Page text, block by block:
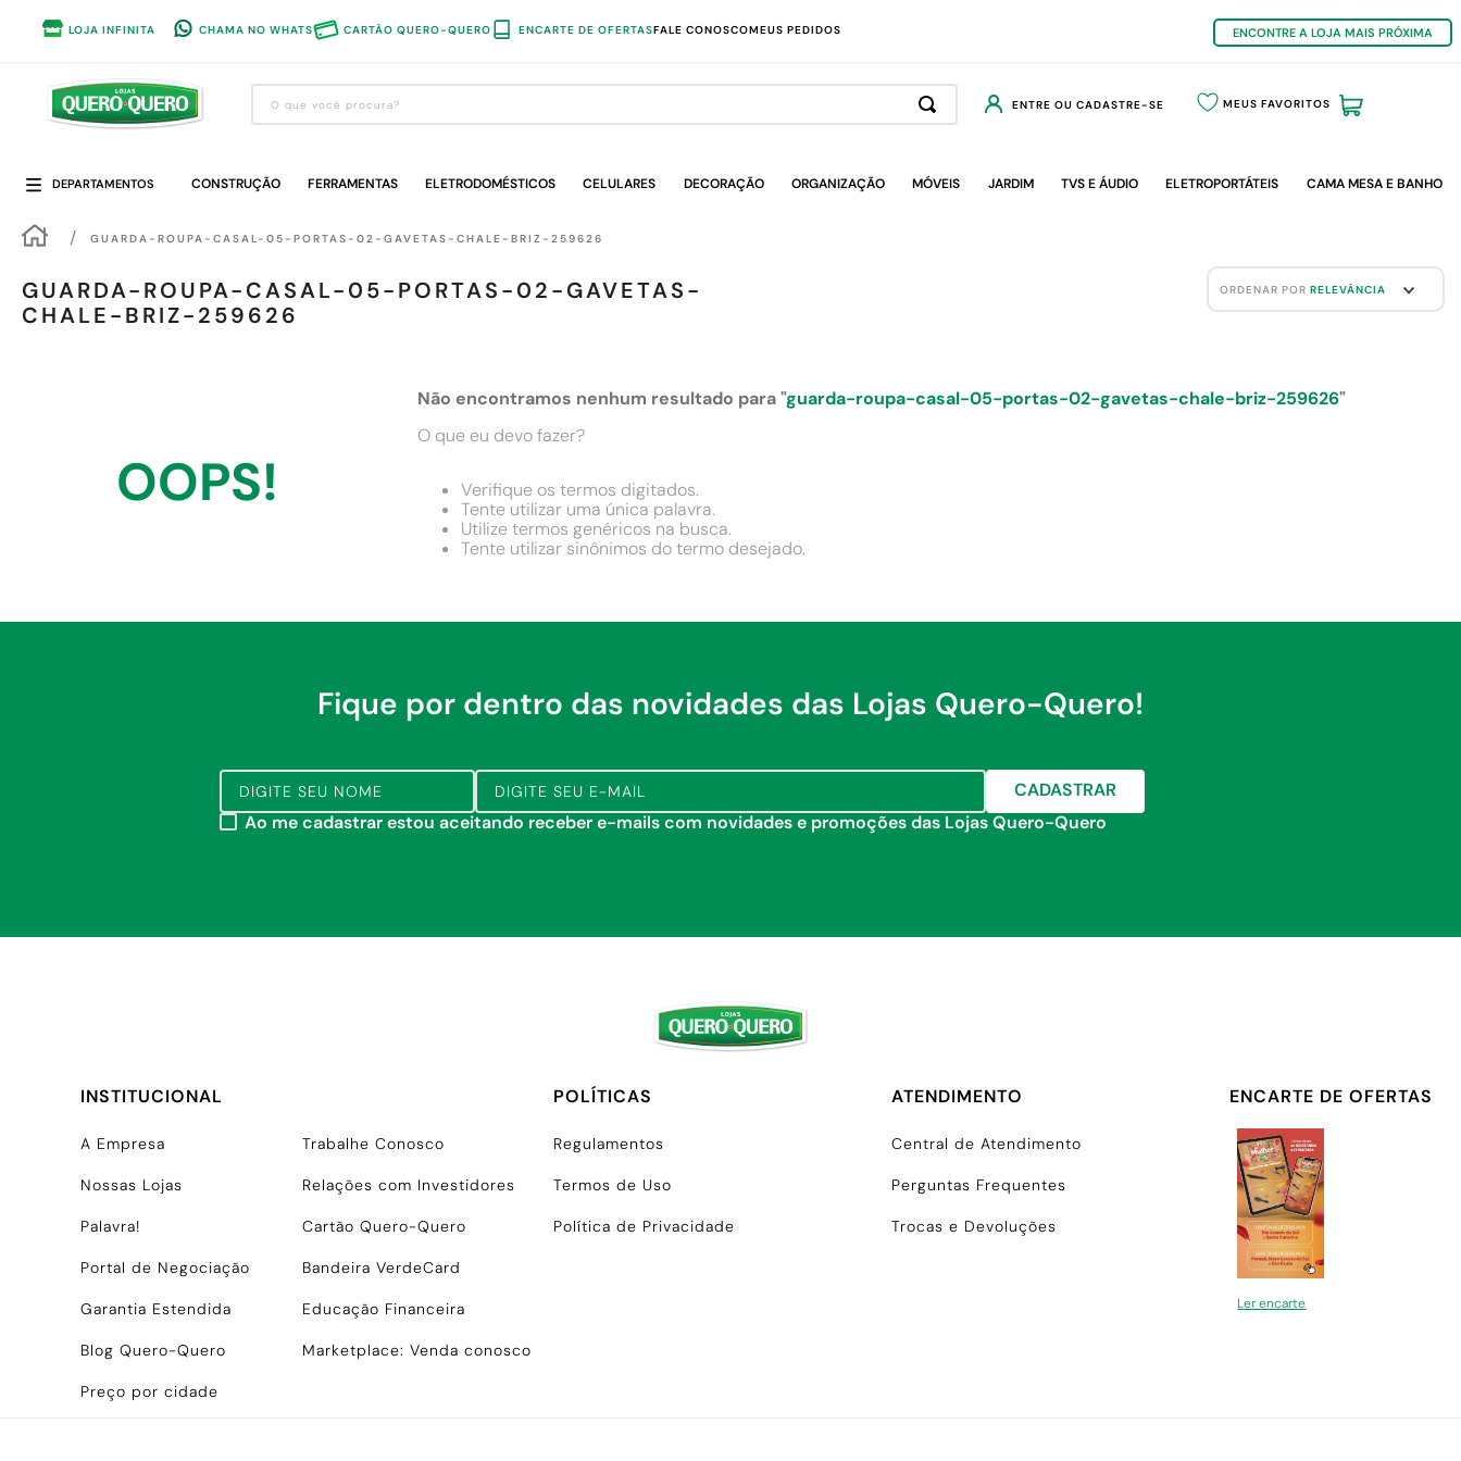
LOJA INFINITA CHAMA NO WHATS CARTÃO QUERO-QUERO ENCARTE DE OFERTASFALE CONOSCOMEUS PEDIDOS ENCONTRE A LOJA MAIS PRÓXIMA
O que você procura?
ENTRE OU CADASTRE-SE MEUS FAVORITOS
DEPARTAMENTOS CONSTRUÇÃO FERRAMENTAS ELETRODOMÉSTICOS CELULARES DECORAÇÃO ORGANIZAÇÃO MÓVEIS JARDIM TVS E ÁUDIO ELETROPORTÁTEIS CAMA MESA E BANHO
GUARDA-ROUPA-CASAL-05-PORTAS-02-GAVETAS-CHALE-BRIZ-259626
GUARDA-ROUPA-CASAL-05-PORTAS-02-GAVETAS-
CHALE-BRIZ-259626
ORDENAR POR RELEVÂNCIA
OOPS!
Não encontramos nenhum resultado para "guarda-roupa-casal-05-portas-02-gavetas-chale-briz-259626"
O que eu devo fazer?
Verifique os termos digitados.
Tente utilizar uma única palavra.
Utilize termos genéricos na busca.
Tente utilizar sinônimos do termo desejado.
Fique por dentro das novidades das Lojas Quero-Quero!
CADASTRAR
Ao me cadastrar estou aceitando receber e-mails com novidades e promoções das Lojas Quero-Quero
INSTITUCIONAL
A Empresa Trabalhe Conosco
Nossas Lojas Relações com Investidores
Palavra! Cartão Quero-Quero
Portal de Negociação Bandeira VerdeCard
Garantia Estendida Educação Financeira
Blog Quero-Quero Marketplace: Venda conosco
Preço por cidade
POLÍTICAS
Regulamentos
Termos de Uso
Política de Privacidade
ATENDIMENTO
Central de Atendimento
Perguntas Frequentes
Trocas e Devoluções
ENCARTE DE OFERTAS
Ler encarte
1º
guarda roupa
4º sofa
9º